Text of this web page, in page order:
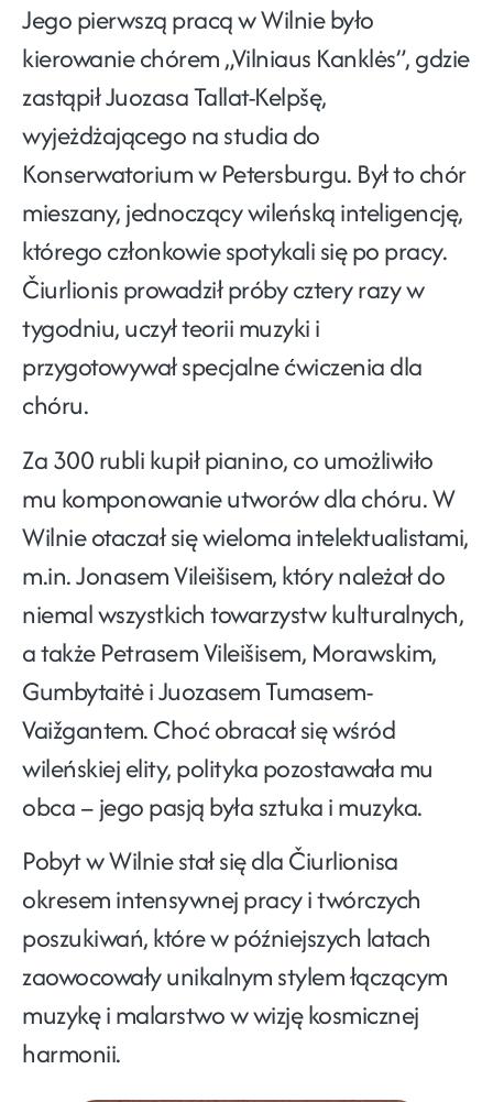
Jego pierwszą pracą w Wilnie było
kierowanie chórem „Vilniaus Kanklės”, gdzie
zastąpił Juozasa Tallat-Kelpšę,
wyjeżdżającego na studia do
Konserwatorium w Petersburgu. Był to chór
mieszany, jednoczący wileńską inteligencję,
którego członkowie spotykali się po pracy.
Čiurlionis prowadził próby cztery razy w
tygodniu, uczył teorii muzyki i
przygotowywał specjalne ćwiczenia dla
chóru.
Za 300 rubli kupił pianino, co umożliwiło
mu komponowanie utworów dla chóru. W
Wilnie otaczał się wieloma intelektualistami,
m.in. Jonasem Vileišisem, który należał do
niemal wszystkich towarzystw kulturalnych,
a także Petrasem Vileišisem, Morawskim,
Gumbytaitė i Juozasem Tumasem-
Vaižgantem. Choć obracał się wśród
wileńskiej elity, polityka pozostawała mu
obca – jego pasją była sztuka i muzyka.
Pobyt w Wilnie stał się dla Čiurlionisa
okresem intensywnej pracy i twórczych
poszukiwań, które w późniejszych latach
zaowocowały unikalnym stylem łączącym
muzykę i malarstwo w wizję kosmicznej
harmonii.